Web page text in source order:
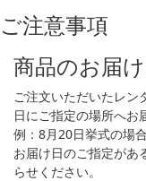
ご注意事項
商品のお届
ご注文いただいたレン
日にご指定の場所へお
例：8月20日挙式の場
お届け日のご指定があ
らせください。